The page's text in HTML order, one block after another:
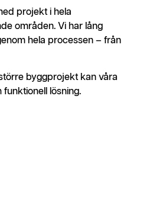
projekt i hela
områden. Vi har lång
hela processen – från
byggprojekt kan våra
lösning.